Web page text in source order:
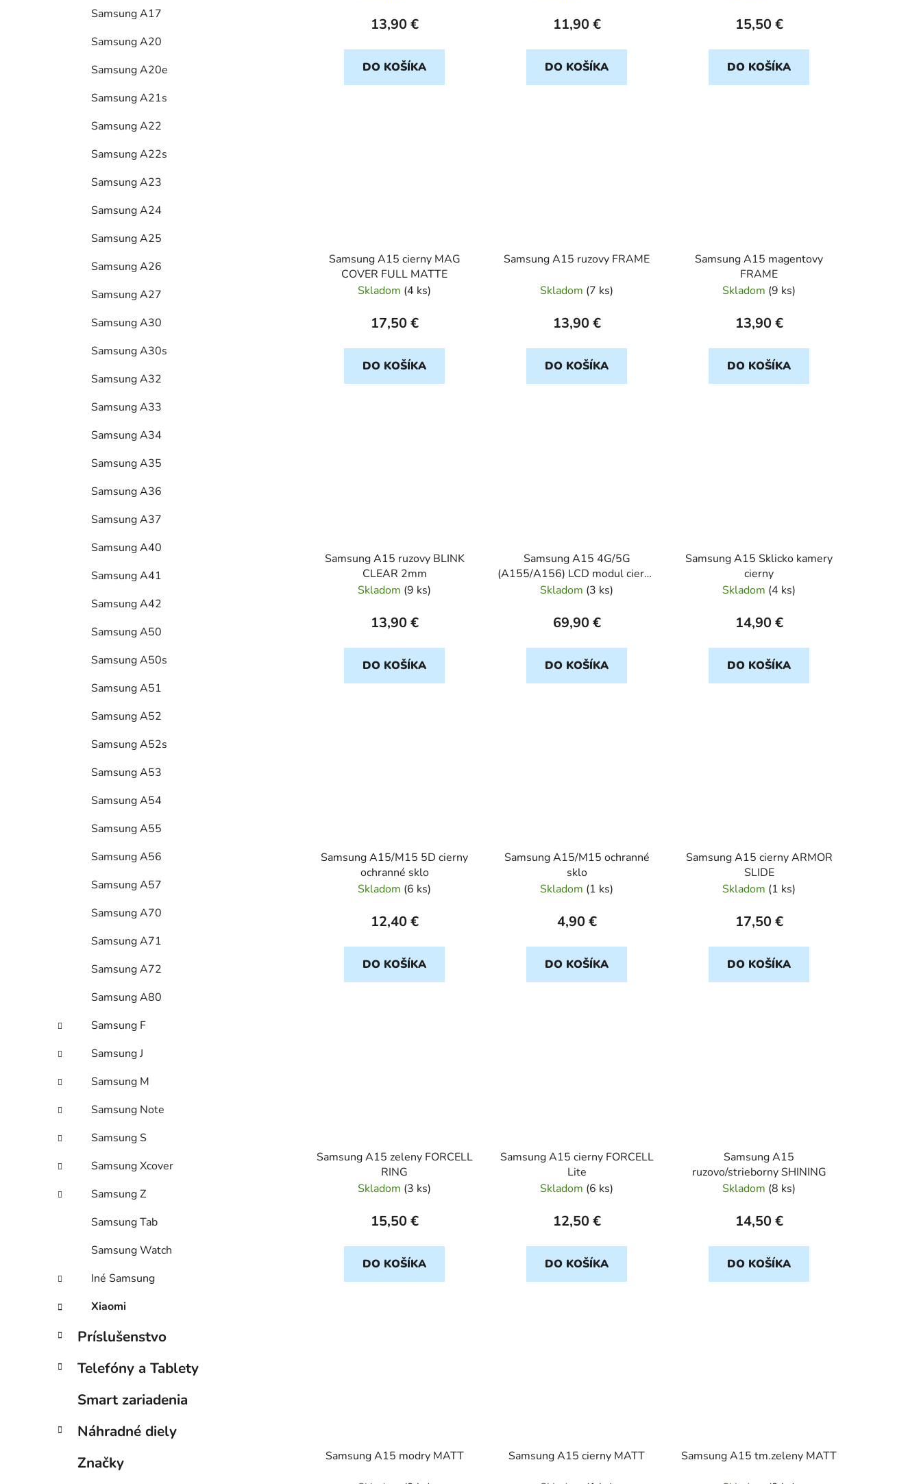
Samsung A17
Samsung A20
Samsung A20e
Samsung A21s
Samsung A22
Samsung A22s
Samsung A23
Samsung A24
Samsung A25
Samsung A26
Samsung A27
Samsung A30
Samsung A30s
Samsung A32
Samsung A33
Samsung A34
Samsung A35
Samsung A36
Samsung A37
Samsung A40
Samsung A41
Samsung A42
Samsung A50
Samsung A50s
Samsung A51
Samsung A52
Samsung A52s
Samsung A53
Samsung A54
Samsung A55
Samsung A56
Samsung A57
Samsung A70
Samsung A71
Samsung A72
Samsung A80
Samsung F
Samsung J
Samsung M
Samsung Note
Samsung S
Samsung Xcover
Samsung Z
Samsung Tab
Samsung Watch
Iné Samsung
Xiaomi
Príslušenstvo
Telefóny a Tablety
Smart zariadenia
Náhradné diely
Značky
13,90 €
DO KOŠÍKA
11,90 €
DO KOŠÍKA
15,50 €
DO KOŠÍKA
Samsung A15 cierny MAG
COVER FULL MATTE
Skladom (4 ks)
17,50 €
DO KOŠÍKA
Samsung A15 ruzovy FRAME
Skladom (7 ks)
13,90 €
DO KOŠÍKA
Samsung A15 magentovy
FRAME
Skladom (9 ks)
13,90 €
DO KOŠÍKA
Samsung A15 ruzovy BLINK
CLEAR 2mm
Skladom (9 ks)
13,90 €
DO KOŠÍKA
Samsung A15 4G/5G
(A155/A156) LCD modul cierny
Orig
Skladom (3 ks)
69,90 €
DO KOŠÍKA
Samsung A15 Sklicko kamery
cierny
Skladom (4 ks)
14,90 €
DO KOŠÍKA
Samsung A15/M15 5D cierny
ochranné sklo
Skladom (6 ks)
12,40 €
DO KOŠÍKA
Samsung A15/M15 ochranné
sklo
Skladom (1 ks)
4,90 €
DO KOŠÍKA
Samsung A15 cierny ARMOR
SLIDE
Skladom (1 ks)
17,50 €
DO KOŠÍKA
Samsung A15 zeleny FORCELL
RING
Skladom (3 ks)
15,50 €
DO KOŠÍKA
Samsung A15 cierny FORCELL
Lite
Skladom (6 ks)
12,50 €
DO KOŠÍKA
Samsung A15
ruzovo/strieborny SHINING
Skladom (8 ks)
14,50 €
DO KOŠÍKA
Samsung A15 modry MATT Samsung A15 cierny MATT Samsung A15 tm.zeleny MATT